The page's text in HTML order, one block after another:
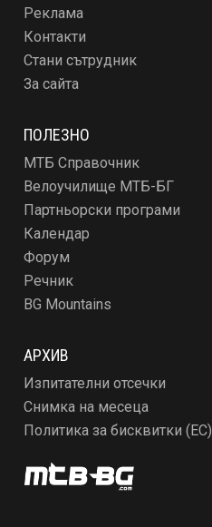
Реклама
Контакти
Стани сътрудник
За сайта
ПОЛЕЗНО
МТБ Справочник
Велоучилище МТБ-БГ
Партньорски програми
Календар
Форум
Речник
BG Mountains
АРХИВ
Изпитателни отсечки
Снимка на месеца
Политика за бисквитки (ЕС)